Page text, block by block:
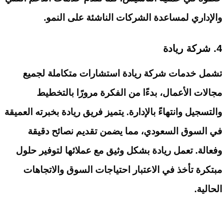
والإداري لمساعدة الشركات الناشئة على النمو.
4. شركة ريادة
تشمل خدمات شركة ريادة استشارات متكاملة لجميع
مجالات الأعمال، بدءًا من الفكرة مرورًا بالتخطيط
والتسجيل وانتهاءً بالإدارة. يتميز فريق ريادة بخبرته العميقة
في السوق السعودي، مما يضمن تقديم نصائح دقيقة
وفعالة. تعمل ريادة بشكل وثيق مع عملائها لتوفير حلول
مبتكرة تأخذ في الاعتبار احتياجات السوق والاتجاهات
الحالية.